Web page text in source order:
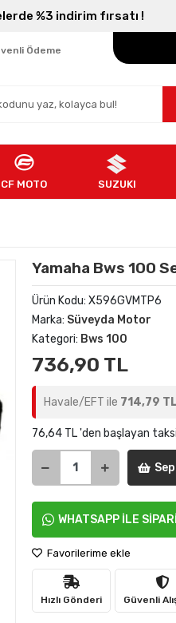
%3 indirim fırsatı !
Online Adresi
Ödeme
CF MOTO SUZUKI
Yamaha Bws 100
Ürün Kodu: X596GVMTP6
Marka: Süveyda Motor
Kategori: Bws 100
736,90 TL
Havale/EFT ile 714,79 TL
76,64 TL 'den başlayan
WHATSAPP İLE
Favorilerime ekle
Hızlı Gönderi Güvenli